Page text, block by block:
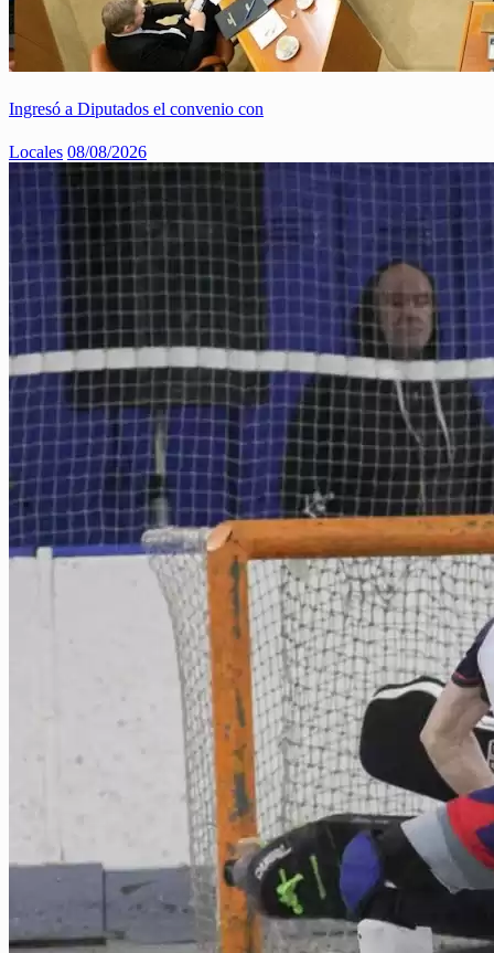
Ingresó a Diputados el convenio con
Locales 08/08/2026